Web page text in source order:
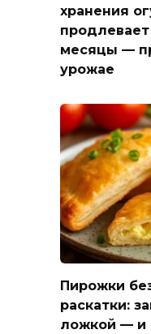
хранения
месяцы —
урожае
Пирожки
раскатки:
ложкой — и